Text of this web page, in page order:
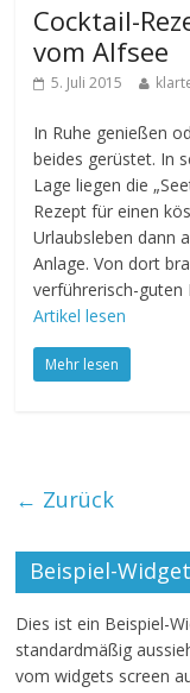
Cocktail-
vom Alfsee
5. Juli 2015
In Ruhe genießen
beides gerüstet. In
Lage liegen die
Rezept für einen
Urlaubsleben dann
Anlage. Von dort
verführerisch-guten
Artikel lesen
Mehr lesen
← Zurück
Beispiel-Widget
Dies ist ein Beispiel-
standardmäßig
vom widgets screen